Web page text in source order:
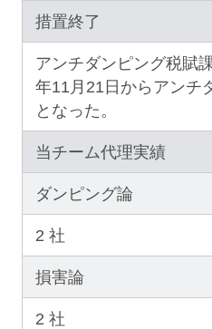
措置終了
アンチダンピング税賦
年11月21日からアンチ
となった。
当チーム代理実績
ダンピング論
2 社
損害論
2 社